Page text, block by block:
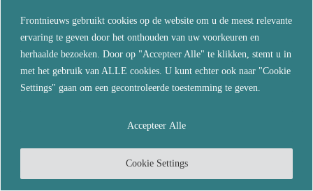
Frontnieuws gebruikt cookies op de website om u de meest relevante
ervaring te geven door het onthouden van uw voorkeuren en
herhaalde bezoeken. Door op "Accepteer Alle" te klikken, stemt u in
met het gebruik van ALLE cookies. U kunt echter ook naar "Cookie
Settings" gaan om een gecontroleerde toestemming te geven.
Cookie Settings
Accepteer Alle
Beste immortal ik begrijp je maar al te goed hoor
wij strijders die al 2 jaar onze rug recht hebben
gehouden worden weer geconfronteerd met de
oninteresse van de mensen die je persoonlijk kent
sterker nog ik ondervind dat ik nu uitgesloten
dus het zei zo ik hou mijn rug wel recht.
Reageer
Immortal